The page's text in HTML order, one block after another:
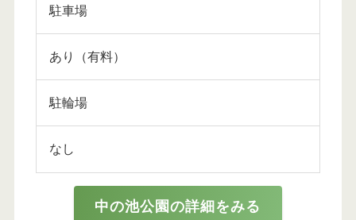
駐車場
あり（有料）
駐輪場
なし
中の池公園の詳細をみる